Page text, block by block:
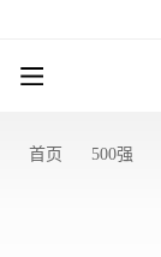
首页 500强